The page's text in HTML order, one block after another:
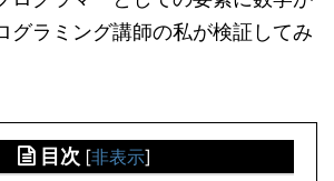
グラミング講師の私が検証してみ
目次 [非表示]